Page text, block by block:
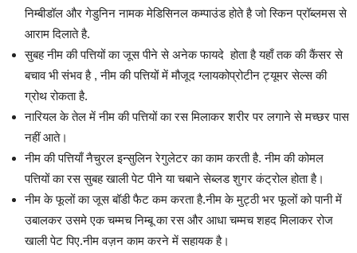
निम्बीडॉल और गेडुनिन नामक मेडिसिनल कम्पाउंड होते है जो स्किन प्रॉब्लमस से
आराम दिलाते है.
सुबह नीम की पत्तियों का जूस पीने से अनेक फायदे होता है यहाँ तक की कैंसर से
बचाव भी संभव है , नीम की पत्तियों में मौजूद ग्लायकोप्रोटीन ट्यूमर सेल्स की
ग्रोथ रोकता है.
नारियल के तेल में नीम की पत्तियों का रस मिलाकर शरीर पर लगाने से मच्छर पास
नहीं आते।
नीम की पत्तियाँ नैचुरल इन्सुलिन रेगुलेटर का काम करती है. नीम की कोमल
पत्तियों का रस सुबह खाली पेट पीने या चबाने सेब्लड शुगर कंट्रोल होता है।
नीम के फूलों का जूस बॉडी फैट कम करता है.नीम के मुट्ठी भर फूलों को पानी में
उबालकर उसमे एक चम्मच निम्बू का रस और आधा चम्मच शहद मिलाकर रोज
खाली पेट पिए.नीम वज़न काम करने में सहायक है।